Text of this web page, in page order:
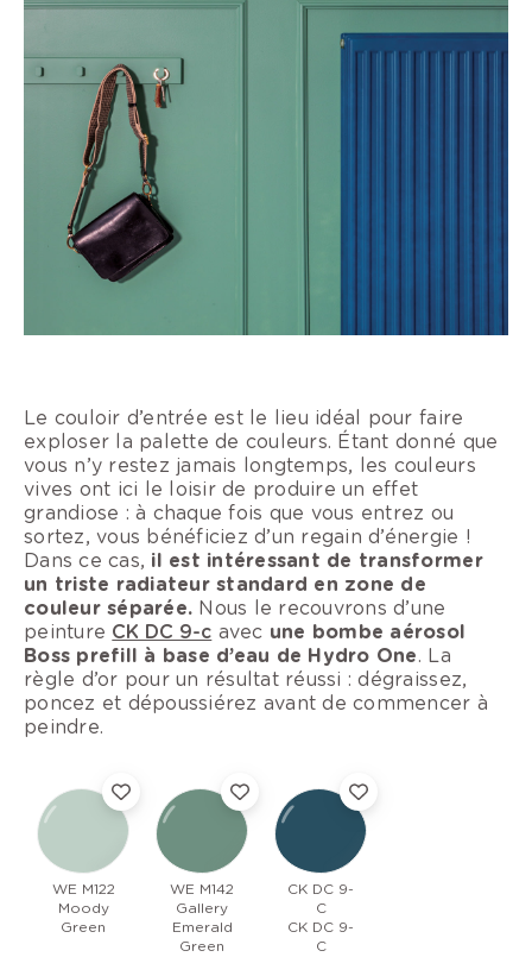
Le couloir d’entrée est le lieu idéal pour faire
exploser la palette de couleurs. Étant donné que
vous n’y restez jamais longtemps, les couleurs
vives ont ici le loisir de produire un effet
grandiose : à chaque fois que vous entrez ou
sortez, vous bénéficiez d’un regain d’énergie !
Dans ce cas, il est intéressant de transformer
un triste radiateur standard en zone de
couleur séparée. Nous le recouvrons d’une
peinture CK DC 9-c avec une bombe aérosol
Boss prefill à base d’eau de Hydro One. La
règle d’or pour un résultat réussi : dégraissez,
poncez et dépoussiérez avant de commencer à
peindre.
WE M122
Moody
Green
WE M142
Gallery
Emerald
Green
CK DC 9-
C
CK DC 9-
C